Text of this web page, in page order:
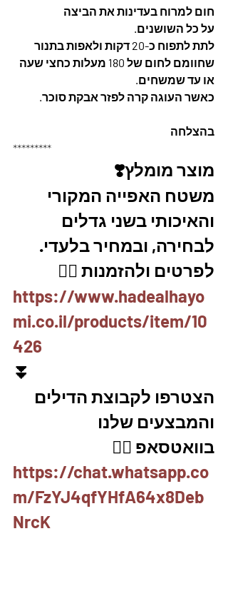
חום למרוח בעדינות את הביצה
על כל השושנים.
לתת לתפוח כ-20 דקות ולאפות בתנור
שחוומם לחום של 180 מעלות כחצי שעה
או עד שמשחים.
כאשר העוגה קרה לפזר אבקת סוכר.
בהצלחה
*********
מוצר מומלץ❣️
משטח האפייה המקורי
והאיכותי בשני גדלים
לבחירה, ובמחיר בלעדי.
לפרטים ולהזמנות 👇🏼
https://www.hadealhayo
mi.co.il/products/item/10
426
⏬
הצטרפו לקבוצת הדילים
והמבצעים שלנו
בוואטסאפ 👇🏽
https://chat.whatsapp.co
m/FzYJ4qfYHfA64x8Deb
NrcK